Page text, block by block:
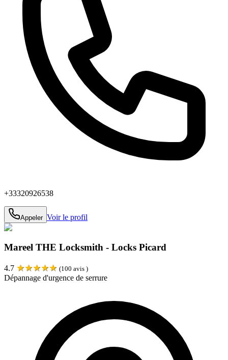
+33320926538
Appeler Voir le profil
Mareel THE Locksmith - Locks Picard
4.7 ★★★★★ (100 avis )
Dépannage d'urgence de serrure